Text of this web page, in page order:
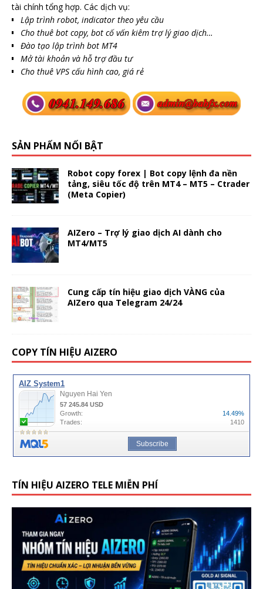
tài chính tổng hợp. Các dịch vụ:
Lập trình robot, indicator theo yêu cầu
Cho thuê bot copy, bot cố vấn kiêm trợ lý giao dịch…
Đào tạo lập trình bot MT4
Mở tài khoản và hỗ trợ đầu tư
Cho thuê VPS cấu hình cao, giá rẻ
SẢN PHẨM NỔI BẬT
Robot copy forex | Bot copy lệnh đa nền
tảng, siêu tốc độ trên MT4 – MT5 – Ctrader
(Meta Copier)
AIZero – Trợ lý giao dịch AI dành cho
MT4/MT5
Cung cấp tín hiệu giao dịch VÀNG của
AIZero qua Telegram 24/24
COPY TÍN HIỆU AIZERO
TÍN HIỆU AIZERO TELE MIỄN PHÍ